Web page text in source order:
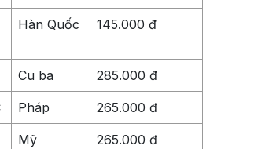
Hàn Quốc 145.000 đ
Cu ba 285.000 đ
Pháp 265.000 đ
Mỹ 265.000 đ